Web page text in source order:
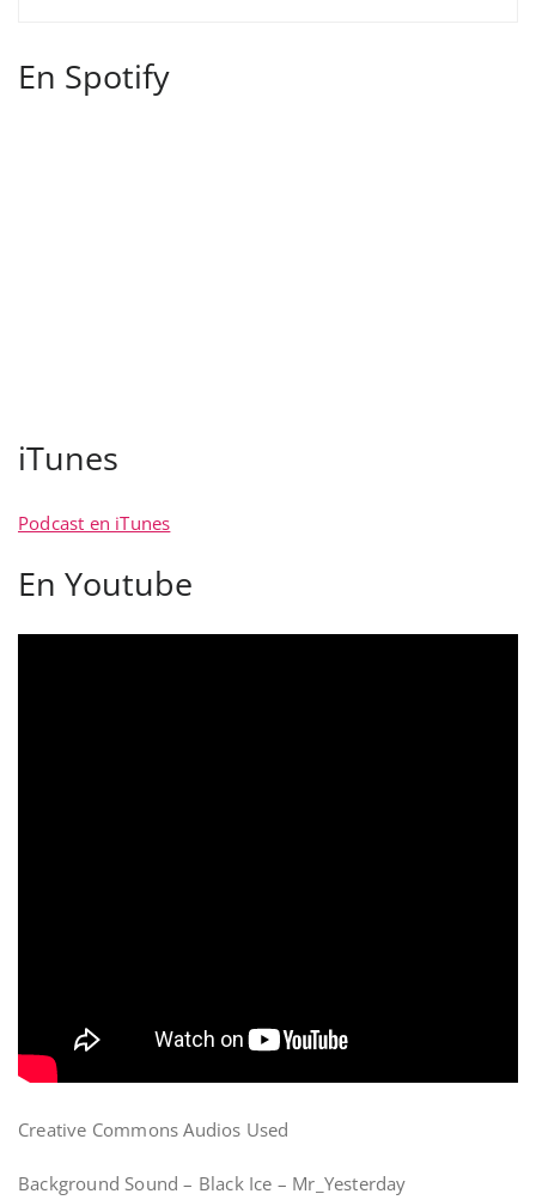
En Spotify
iTunes
Podcast en iTunes
En Youtube
Creative Commons Audios Used
Background Sound – Black Ice – Mr_Yesterday